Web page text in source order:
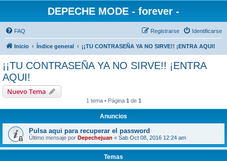
DEPECHE MODE - forever -
FAQ Identificarse
Registrarse
Inicio Índice general ¡¡TU CONTRASEÑA YA NO SIRVE!! ¡ENTRA AQUI!
¡¡TU CONTRASEÑA YA NO SIRVE!! ¡ENTRA
AQUI!
Nuevo Tema
1 tema • Página 1 de 1
Anuncios
Pulsa aqui para recuperar el password
Último mensaje por Depechejuan « Sab Oct 08, 2016 12:24 am
Temas